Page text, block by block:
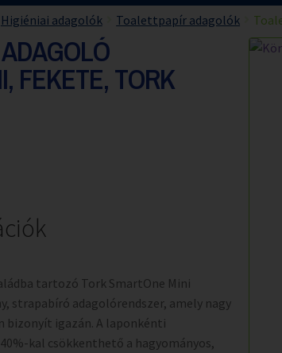
Higiéniai adagolók Toalettpapír adagolók
FEKETE, TORK
tartozó Tork SmartOne Mini
strapabíró adagolórendszer, amely nagy
bizonyít igazán. A laponkénti
kal csökkenthető a hagyományos,